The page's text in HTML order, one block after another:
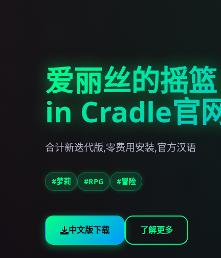
爱丽丝的摇
in Cradle官
合计新迭代版,零费用安装,官方汉语
#萝莉 #RPG #冒险
中文版下载 了解更多